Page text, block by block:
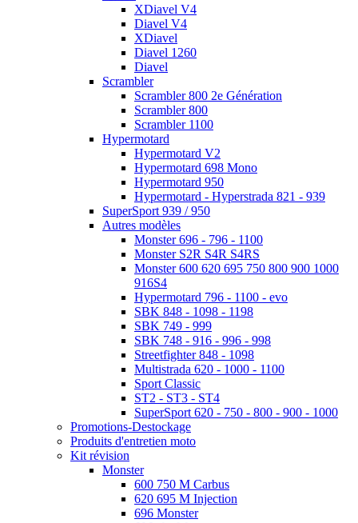
XDiavel V4
Diavel V4
XDiavel
Diavel 1260
Diavel
Scrambler
Scrambler 800 2e Génération
Scrambler 800
Scrambler 1100
Hypermotard
Hypermotard V2
Hypermotard 698 Mono
Hypermotard 950
Hypermotard - Hyperstrada 821 - 939
SuperSport 939 / 950
Autres modèles
Monster 696 - 796 - 1100
Monster S2R S4R S4RS
Monster 600 620 695 750 800 900 1000
916S4
Hypermotard 796 - 1100 - evo
SBK 848 - 1098 - 1198
SBK 749 - 999
SBK 748 - 916 - 996 - 998
Streetfighter 848 - 1098
Multistrada 620 - 1000 - 1100
Sport Classic
ST2 - ST3 - ST4
SuperSport 620 - 750 - 800 - 900 - 1000
Promotions-Destockage
Produits d'entretien moto
Kit révision
Monster
600 750 M Carbus
620 695 M Injection
696 Monster